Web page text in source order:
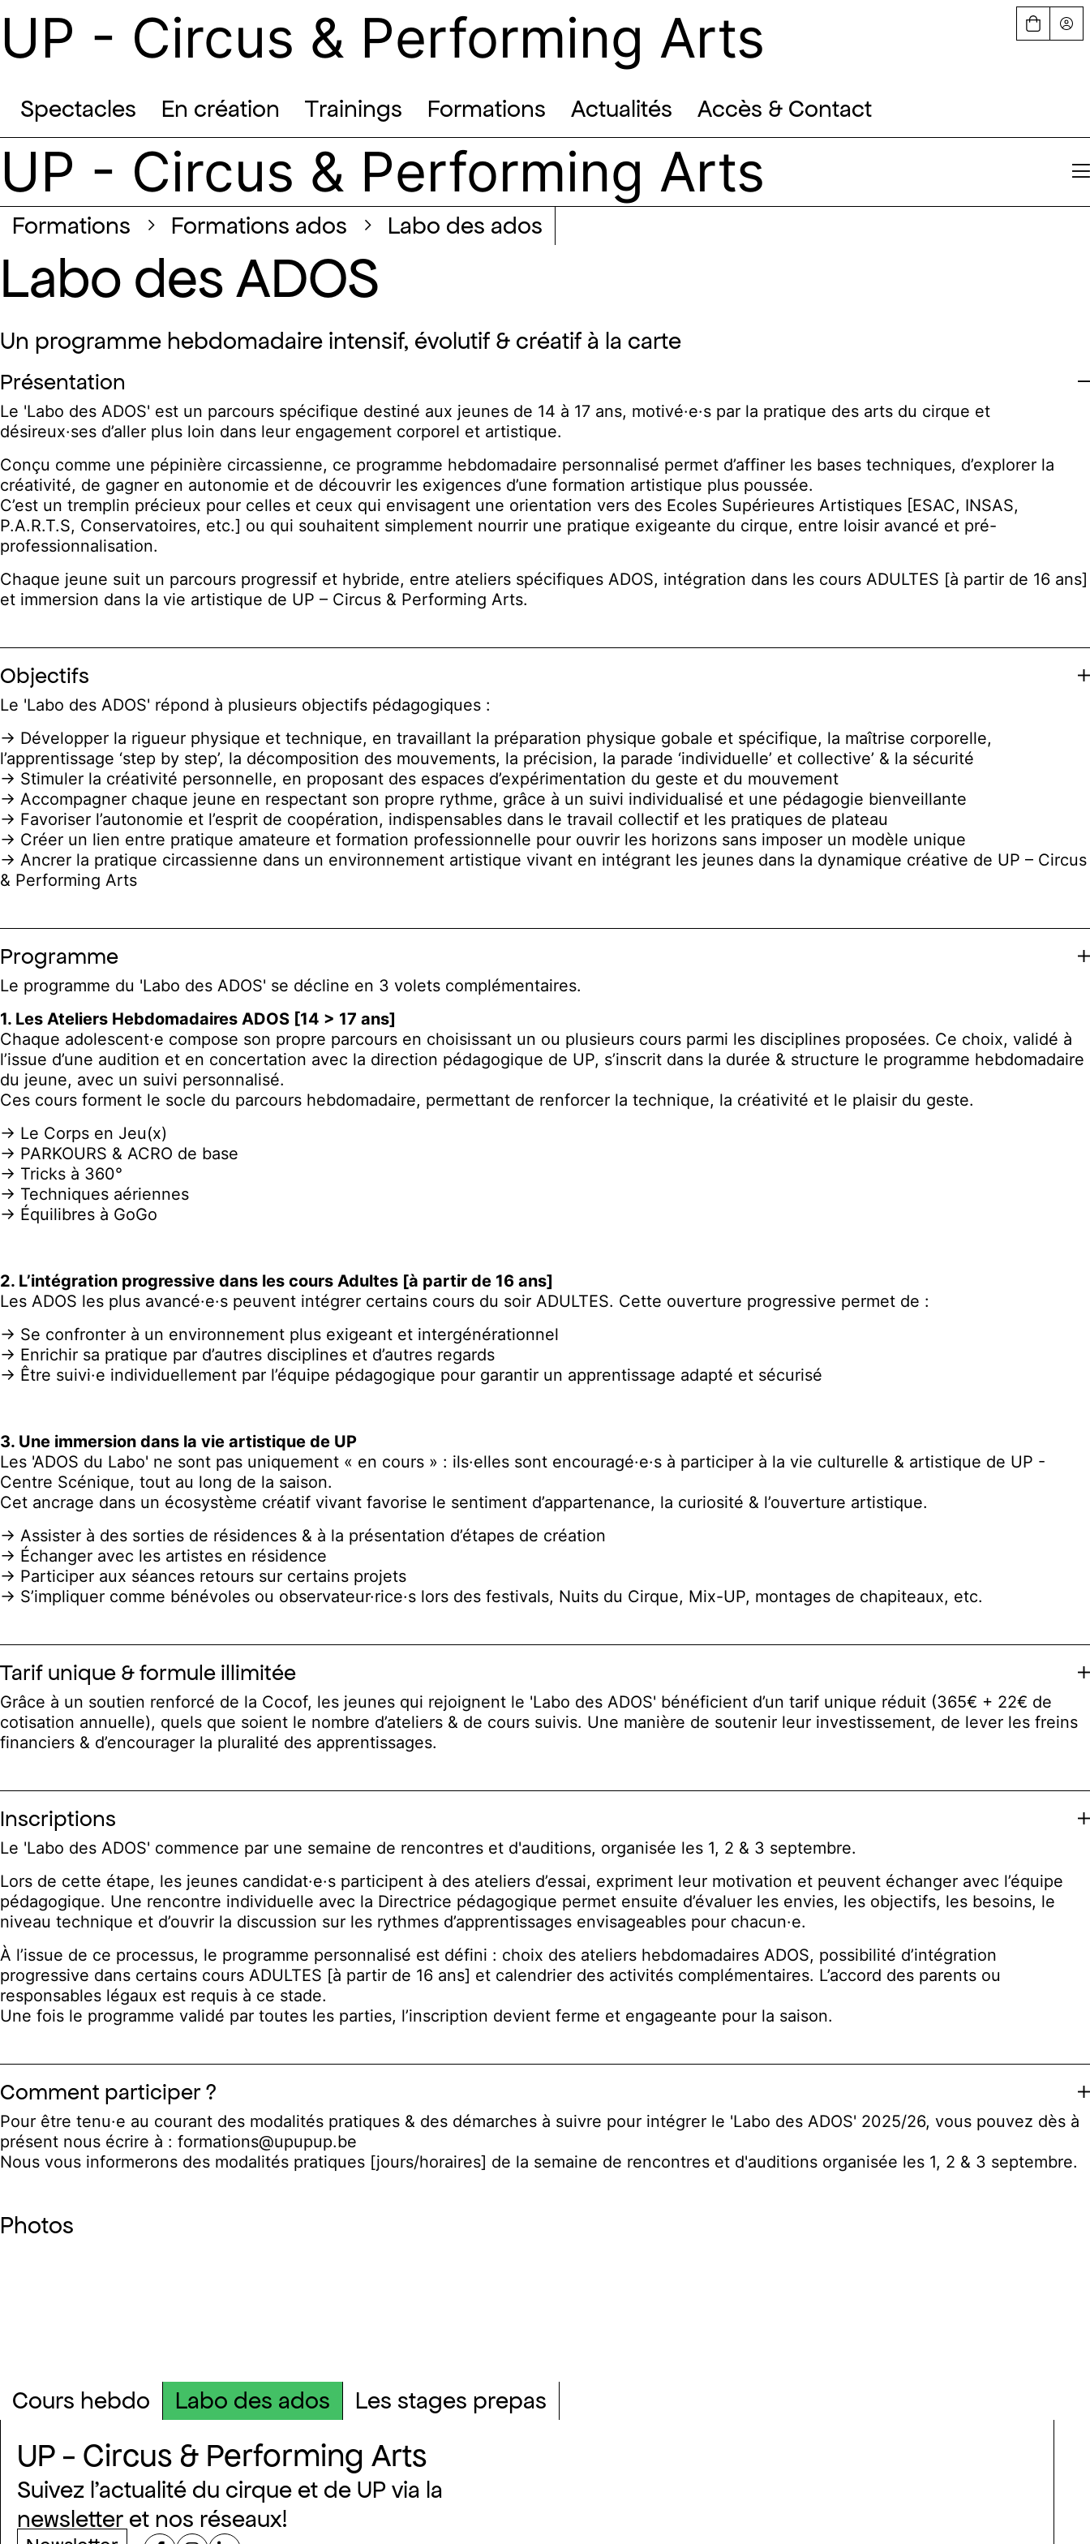
UP - Circus & Performing Arts
Spectacles En création Trainings Formations Actualités Accès & Contact
UP - Circus & Performing Arts
formations formations ados labo des ados
Labo des ADOS
Un programme hebdomadaire intensif, évolutif & créatif à la carte
Présentation
Le 'Labo des ADOS' est un parcours spécifique destiné aux jeunes de 14 à 17 ans, motivé·e·s par la pratique des arts du cirque et
désireux·ses d’aller plus loin dans leur engagement corporel et artistique.
Conçu comme une pépinière circassienne, ce programme hebdomadaire personnalisé permet d’affiner les bases techniques, d’explorer la
créativité, de gagner en autonomie et de découvrir les exigences d’une formation artistique plus poussée.
C’est un tremplin précieux pour celles et ceux qui envisagent une orientation vers des Ecoles Supérieures Artistiques [ESAC, INSAS,
P.A.R.T.S, Conservatoires, etc.] ou qui souhaitent simplement nourrir une pratique exigeante du cirque, entre loisir avancé et pré-
professionnalisation.
Chaque jeune suit un parcours progressif et hybride, entre ateliers spécifiques ADOS, intégration dans les cours ADULTES [à partir de 16 ans]
et immersion dans la vie artistique de UP – Circus & Performing Arts.
Objectifs
Le 'Labo des ADOS' répond à plusieurs objectifs pédagogiques :
→ Développer la rigueur physique et technique, en travaillant la préparation physique gobale et spécifique, la maîtrise corporelle,
l’apprentissage ‘step by step’, la décomposition des mouvements, la précision, la parade ‘individuelle’ et collective’ & la sécurité
→ Stimuler la créativité personnelle, en proposant des espaces d’expérimentation du geste et du mouvement
→ Accompagner chaque jeune en respectant son propre rythme, grâce à un suivi individualisé et une pédagogie bienveillante
→ Favoriser l’autonomie et l’esprit de coopération, indispensables dans le travail collectif et les pratiques de plateau
→ Créer un lien entre pratique amateure et formation professionnelle pour ouvrir les horizons sans imposer un modèle unique
→ Ancrer la pratique circassienne dans un environnement artistique vivant en intégrant les jeunes dans la dynamique créative de UP – Circus
& Performing Arts
Programme
Le programme du 'Labo des ADOS' se décline en 3 volets complémentaires.
1. Les Ateliers Hebdomadaires ADOS [14 > 17 ans]
Chaque adolescent·e compose son propre parcours en choisissant un ou plusieurs cours parmi les disciplines proposées. Ce choix, validé à
l’issue d’une audition et en concertation avec la direction pédagogique de UP, s’inscrit dans la durée & structure le programme hebdomadaire
du jeune, avec un suivi personnalisé.
Ces cours forment le socle du parcours hebdomadaire, permettant de renforcer la technique, la créativité et le plaisir du geste.
→ Le Corps en Jeu(x)
→ PARKOURS & ACRO de base
→ Tricks à 360°
→ Techniques aériennes
→ Équilibres à GoGo
2. L’intégration progressive dans les cours Adultes [à partir de 16 ans]
Les ADOS les plus avancé·e·s peuvent intégrer certains cours du soir ADULTES. Cette ouverture progressive permet de :
→ Se confronter à un environnement plus exigeant et intergénérationnel
→ Enrichir sa pratique par d’autres disciplines et d’autres regards
→ Être suivi·e individuellement par l’équipe pédagogique pour garantir un apprentissage adapté et sécurisé
3. Une immersion dans la vie artistique de UP
Les 'ADOS du Labo' ne sont pas uniquement « en cours » : ils·elles sont encouragé·e·s à participer à la vie culturelle & artistique de UP -
Centre Scénique, tout au long de la saison.
Cet ancrage dans un écosystème créatif vivant favorise le sentiment d’appartenance, la curiosité & l’ouverture artistique.
→ Assister à des sorties de résidences & à la présentation d’étapes de création
→ Échanger avec les artistes en résidence
→ Participer aux séances retours sur certains projets
→ S’impliquer comme bénévoles ou observateur·rice·s lors des festivals, Nuits du Cirque, Mix-UP, montages de chapiteaux, etc.
Tarif unique & formule illimitée
Grâce à un soutien renforcé de la Cocof, les jeunes qui rejoignent le 'Labo des ADOS' bénéficient d’un tarif unique réduit (365€ + 22€ de
cotisation annuelle), quels que soient le nombre d’ateliers & de cours suivis. Une manière de soutenir leur investissement, de lever les freins
financiers & d’encourager la pluralité des apprentissages.
Inscriptions
Le 'Labo des ADOS' commence par une semaine de rencontres et d'auditions, organisée les 1, 2 & 3 septembre.
Lors de cette étape, les jeunes candidat·e·s participent à des ateliers d’essai, expriment leur motivation et peuvent échanger avec l’équipe
pédagogique. Une rencontre individuelle avec la Directrice pédagogique permet ensuite d’évaluer les envies, les objectifs, les besoins, le
niveau technique et d’ouvrir la discussion sur les rythmes d’apprentissages envisageables pour chacun·e.
À l’issue de ce processus, le programme personnalisé est défini : choix des ateliers hebdomadaires ADOS, possibilité d’intégration
progressive dans certains cours ADULTES [à partir de 16 ans] et calendrier des activités complémentaires. L’accord des parents ou
responsables légaux est requis à ce stade.
Une fois le programme validé par toutes les parties, l’inscription devient ferme et engageante pour la saison.
Comment participer ?
Pour être tenu·e au courant des modalités pratiques & des démarches à suivre pour intégrer le 'Labo des ADOS' 2025/26, vous pouvez dès à
présent nous écrire à : formations@upupup.be
Nous vous informerons des modalités pratiques [jours/horaires] de la semaine de rencontres et d'auditions organisée les 1, 2 & 3 septembre.
Photos
cours hebdo labo des ados les stages prepas
UP - Circus & Performing Arts
Suivez l’actualité du cirque et de UP via la
newsletter et nos réseaux!